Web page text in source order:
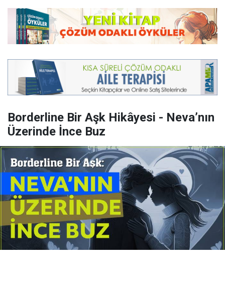
Borderline Bir Aşk Hikâyesi - Neva’nın
Üzerinde İnce Buz